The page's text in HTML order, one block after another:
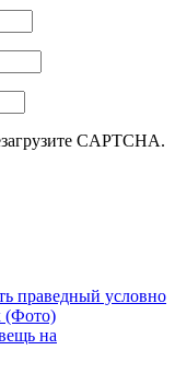
CAPTCHA.
праведный условно
(Фото)
на